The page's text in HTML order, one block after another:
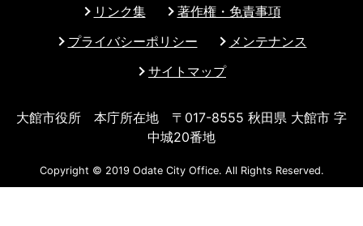
リンク集
著作権・免責事項
プライバシーポリシー
メンテナンス
サイトマップ
大館市役所 本庁所在地 〒017-8555 秋田県 大館市 字
中城20番地
Copyright © 2019 Odate City Office. All Rights Reserved.